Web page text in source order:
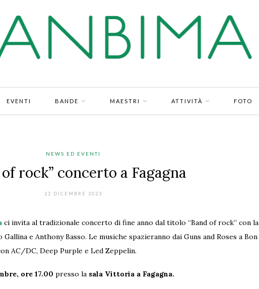
EVENTI BANDE MAESTRI ATTIVITÀ FOTO
NEWS ED EVENTI
of rock” concerto a Fagagna
22 DICEMBRE 2023
ci invita al tradizionale concerto di fine anno dal titolo “Band of rock” con la
e Anthony Basso. Le musiche spazieranno dai Guns and Roses a Bon
AC/DC, Deep Purple e Led Zeppelin.
ore 17.00 presso la sala Vittoria a Fagagna.